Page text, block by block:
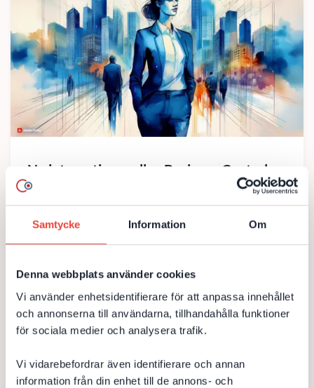
Samtycke Information Om
Denna webbplats använder cookies
Vi använder enhetsidentifierare för att anpassa innehållet
och annonserna till användarna, tillhandahålla funktioner
för sociala medier och analysera trafik.
Vi vidarebefordrar även identifierare och annan
information från din enhet till de annons- och
Ny integration mellan Business Central
och Dynamics 365 CRM
DevCore integrerar Business Central med Dynamics 365
CRM åt bolag i skönhetsbranschen DevCore har
Microsoft Dynamics CRM Microsoft 365 Azure
Business Central CRM Integration Hälsa